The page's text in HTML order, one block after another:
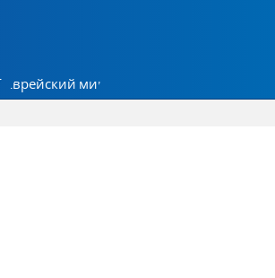
Еврейский мир